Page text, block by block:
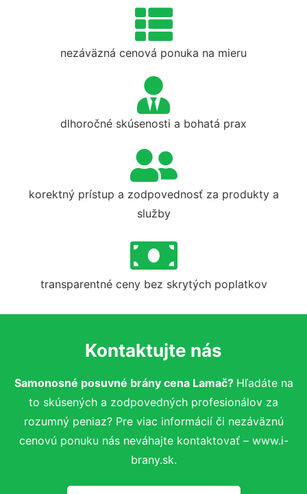
nezáväzná cenová ponuka na mieru
dlhoročné skúsenosti a bohatá prax
korektný prístup a zodpovednosť za produkty a
služby
transparentné ceny bez skrytých poplatkov
Kontaktujte nás
Samonosné posuvné brány cena Lamač? Hľadáte na
to skúsených a zodpovedných profesionálov za
rozumný peniaz? Pre viac informácií či nezáväznú
cenovú ponuku nás neváhajte kontaktovať – www.i-
brany.sk.